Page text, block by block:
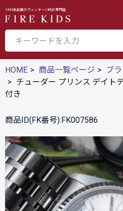
1995年創業のヴィンテージ時計専門店
HOME 商品一覧ページ ブ
チューダー プリンス デイト
付き
商品ID(FK番号):FK007586